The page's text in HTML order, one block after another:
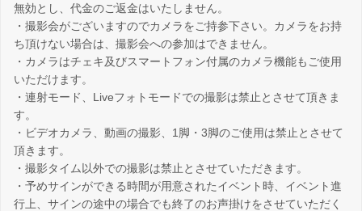
無効とし、代金のご返金はいたしません。
・撮影会がございますのでカメラをご持参下さい。カメラをお持
ち頂けない場合は、撮影会への参加はできません。
・カメラはチェキ及びスマートフォン付属のカメラ機能もご使用
いただけます。
・連射モード、Liveフォトモードでの撮影は禁止とさせて頂きま
す。
・ビデオカメラ、動画の撮影、1脚・3脚のご使用は禁止とさせて
頂きます。
・撮影タイム以外での撮影は禁止とさせていただきます。
・予めサインができる時間が用意されたイベント時、イベント進
行上、サインの途中の場合でも終了のお声掛けをさせていただく